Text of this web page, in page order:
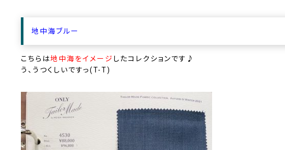
地中海ブルー
こちらは地中海をイメージ したコレクションです♪
う、うつくしいですっ(T-T)